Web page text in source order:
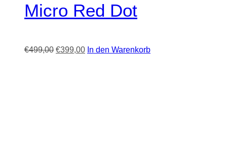
Micro Red Dot
€499,00 Ursprünglicher
€399,00Aktueller
In den Warenkorb